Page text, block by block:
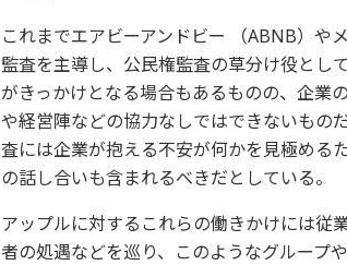
これまでエアビーアンドビー （ABNB）や
監査を主導し、公民権監査の草分け役とし
がきっかけとなる場合もあるものの、企業
や経営陣などの協力なしではできないもの
査には企業が抱える不安が何かを見極める
の話し合いも含まれるべきだとしている。
アップルに対するこれらの働きかけには従
者の処遇などを巡り、このようなグループ